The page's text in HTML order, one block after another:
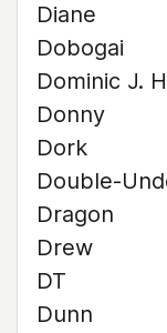
Diane
Dobogai
Dominic J.
Donny
Dork
Double-
Dragon
Drew
DT
Dunn